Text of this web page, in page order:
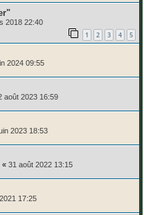
2018 22:40
1 2 3 4 5
2024 09:55
août 2023 16:59
2023 18:53
« 31 août 2022 13:15
17:25